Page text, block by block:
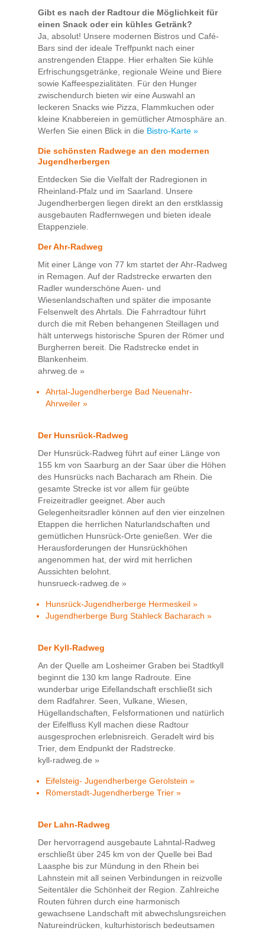
Gibt es nach der Radtour die Möglichkeit für
einen Snack oder ein kühles Getränk?
Ja, absolut! Unsere modernen Bistros und Café-
Bars sind der ideale Treffpunkt nach einer
anstrengenden Etappe. Hier erhalten Sie kühle
Erfrischungsgetränke, regionale Weine und Biere
sowie Kaffeespezialitäten. Für den Hunger
zwischendurch bieten wir eine Auswahl an
leckeren Snacks wie Pizza, Flammkuchen oder
kleine Knabbereien in gemütlicher Atmosphäre an.
Werfen Sie einen Blick in die Bistro-Karte »
Die schönsten Radwege an den modernen
Jugendherbergen
Entdecken Sie die Vielfalt der Radregionen in
Rheinland-Pfalz und im Saarland. Unsere
Jugendherbergen liegen direkt an den erstklassig
ausgebauten Radfernwegen und bieten ideale
Etappenziele.
Der Ahr-Radweg
Mit einer Länge von 77 km startet der Ahr-Radweg
in Remagen. Auf der Radstrecke erwarten den
Radler wunderschöne Auen- und
Wiesenlandschaften und später die imposante
Felsenwelt des Ahrtals. Die Fahrradtour führt
durch die mit Reben behangenen Steillagen und
hält unterwegs historische Spuren der Römer und
Burgherren bereit. Die Radstrecke endet in
Blankenheim.
ahrweg.de »
Ahrtal-Jugendherberge Bad Neuenahr-
Ahrweiler »
Der Hunsrück-Radweg
Der Hunsrück-Radweg führt auf einer Länge von
155 km von Saarburg an der Saar über die Höhen
des Hunsrücks nach Bacharach am Rhein. Die
gesamte Strecke ist vor allem für geübte
Freizeitradler geeignet. Aber auch
Gelegenheitsradler können auf den vier einzelnen
Etappen die herrlichen Naturlandschaften und
gemütlichen Hunsrück-Orte genießen. Wer die
Herausforderungen der Hunsrückhöhen
angenommen hat, der wird mit herrlichen
Aussichten belohnt.
hunsrueck-radweg.de »
Hunsrück-Jugendherberge Hermeskeil »
Jugendherberge Burg Stahleck Bacharach »
Der Kyll-Radweg
An der Quelle am Losheimer Graben bei Stadtkyll
beginnt die 130 km lange Radroute. Eine
wunderbar urige Eifellandschaft erschließt sich
dem Radfahrer. Seen, Vulkane, Wiesen,
Hügellandschaften, Felsformationen und natürlich
der Eifelfluss Kyll machen diese Radtour
ausgesprochen erlebnisreich. Geradelt wird bis
Trier, dem Endpunkt der Radstrecke.
kyll-radweg.de »
Eifelsteig- Jugendherberge Gerolstein »
Römerstadt-Jugendherberge Trier »
Der Lahn-Radweg
Der hervorragend ausgebaute Lahntal-Radweg
erschließt über 245 km von der Quelle bei Bad
Laasphe bis zur Mündung in den Rhein bei
Lahnstein mit all seinen Verbindungen in reizvolle
Seitentäler die Schönheit der Region. Zahlreiche
Routen führen durch eine harmonisch
gewachsene Landschaft mit abwechslungsreichen
Natureindrücken, kulturhistorisch bedeutsamen